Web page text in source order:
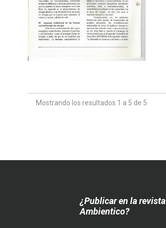
Mostrando los resultados 1 a 5 de 5
¿Publicar en la revista
Ambientico?